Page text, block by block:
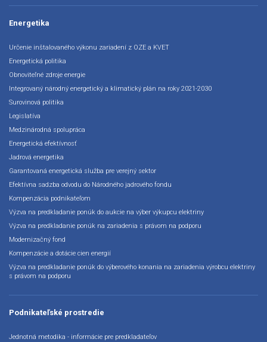
Energetika
Určenie inštalovaného výkonu zariadení z OZE a KVET
Energetická politika
Obnoviteľné zdroje energie
Integrovaný národný energetický a klimatický plán na roky 2021-2030
Surovinová politika
Legislatíva
Medzinárodná spolupráca
Energetická efektívnosť
Jadrová energetika
Garantovaná energetická služba pre verejný sektor
Efektívna sadzba odvodu do Národného jadrového fondu
Kompenzácia podnikateľom
Výzva na predkladanie ponúk do aukcie na výber výkupcu elektriny
Výzva na predkladanie ponúk na zariadenia s právom na podporu
Modernizačný fond
Kompenzácie a dotácie cien energií
Výzva na predkladanie ponúk do výberového konania na zariadenia výrobcu elektriny
s právom na podporu
Podnikateľské prostredie
Jednotná metodika - informácie pre predkladateľov